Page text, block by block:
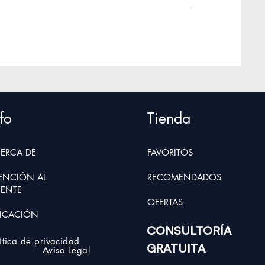
Precio
45,00 €
DE
AL
de privacidad
Tienda
FAVORITOS
RECOMENDADOS
OFERTAS
CONSULTORÍA
GRATUITA
Aviso Legal